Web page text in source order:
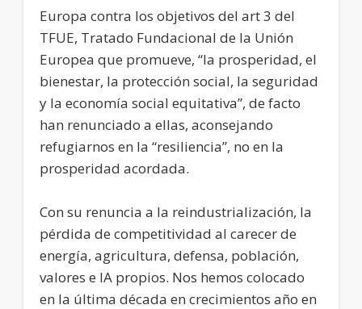
Europa contra los objetivos del art 3 del
TFUE, Tratado Fundacional de la Unión
Europea que promueve, “la prosperidad, el
bienestar, la protección social, la seguridad
y la economía social equitativa”, de facto
han renunciado a ellas, aconsejando
refugiarnos en la “resiliencia”, no en la
prosperidad acordada.
Con su renuncia a la reindustrialización, la
pérdida de competitividad al carecer de
energía, agricultura, defensa, población,
valores e IA propios. Nos hemos colocado
en la última década en crecimientos año en